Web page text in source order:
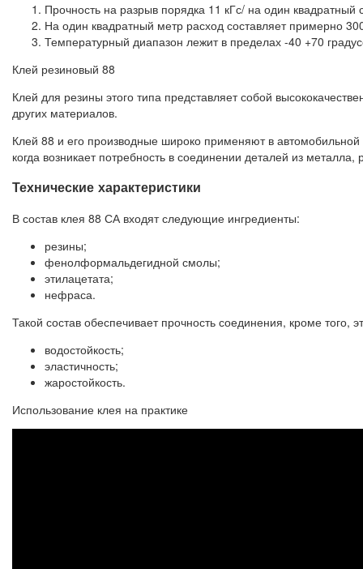
Прочность на разрыв порядка 11 кГс/ на один квадратный
На один квадратный метр расход составляет примерно
Температурный диапазон лежит в пределах -40 +70
Клей резиновый 88
Клей для резины этого типа представляет собой
других материалов.
Клей 88 и его производные широко применяют в
когда возникает потребность в соединении деталей из
Технические характеристики
В состав клея 88 СА входят следующие ингредиенты:
резины;
фенолформальдегидной смолы;
этилацетата;
нефраса.
Такой состав обеспечивает прочность соединения, кроме того,
водостойкость;
эластичность;
жаростойкость.
Использование клея на практике